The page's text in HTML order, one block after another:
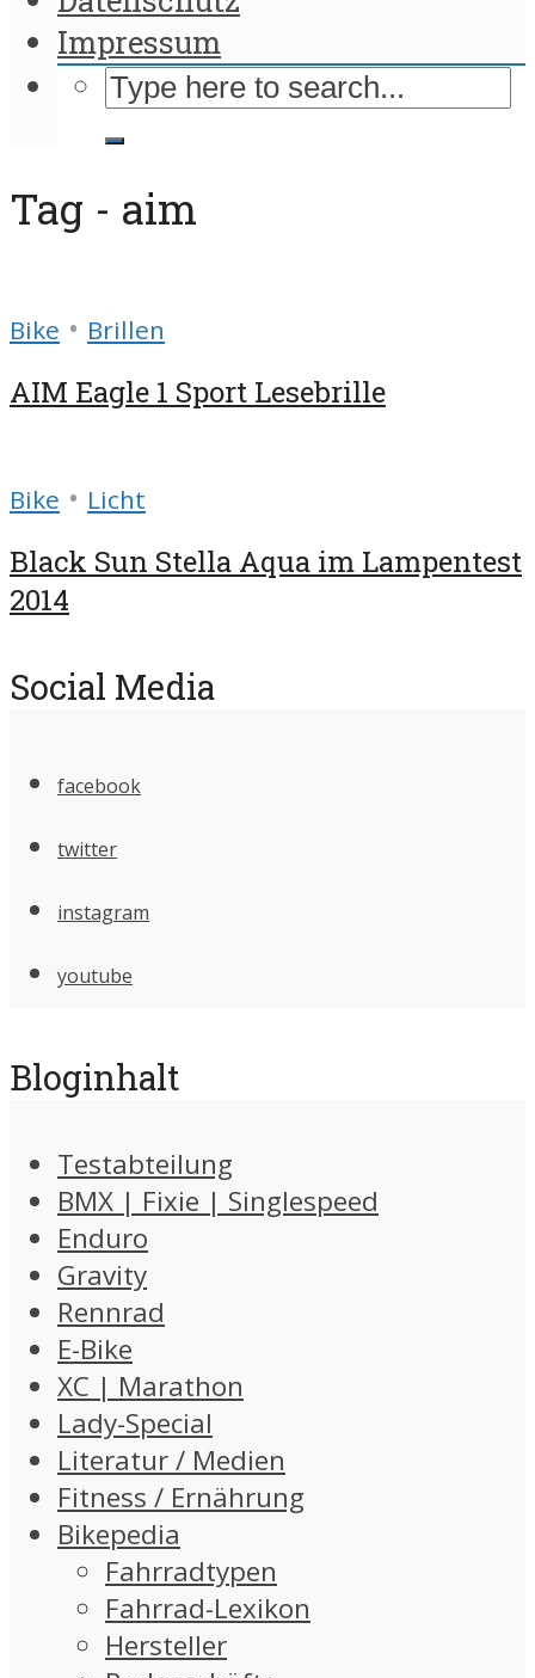
Impressum
Tag - aim
Bike • Brillen
AIM Eagle 1 Sport Lesebrille
Bike • Licht
Black Sun Stella Aqua im Lampentest
2014
Social Media
facebook
twitter
instagram
youtube
Bloginhalt
Testabteilung
BMX | Fixie | Singlespeed
Enduro
Gravity
Rennrad
E-Bike
XC | Marathon
Lady-Special
Literatur / Medien
Fitness / Ernährung
Bikepedia
Fahrradtypen
Fahrrad-Lexikon
Hersteller